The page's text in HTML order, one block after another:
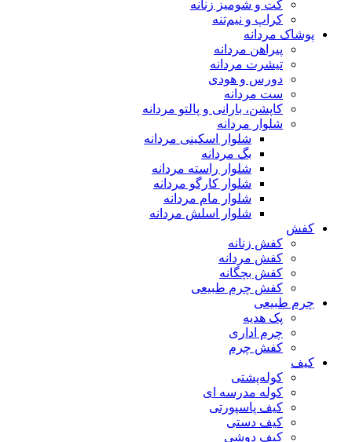
کت و شومیز زنانه
کراپ و نیم‌تنه
پوشاک مردانه
پیراهن مردانه
تیشرت مردانه
دورس و هودی
ست مردانه
کاپشن، بارانی و پالتو مردانه
شلوار مردانه
شلوار اسکینی مردانه
بگ مردانه
شلوار راسته مردانه
شلوار کارگو مردانه
شلوار مام مردانه
شلوار اسلش مردانه
کفش
کفش زنانه
کفش مردانه
کفش بچگانه
کفش چرم طبیعی
چرم طبیعی
پک هدیه
چرم اداری
کفش چرم
کیف
کوله‌پشتی
کوله مدرسه ای
کیف پاسپورتی
کیف دستی
کیف دوشی